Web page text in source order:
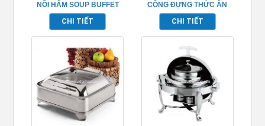
NỒI HÂM SOUP BUFFET
HÌNH TRÒN NẮP KÍNH
TP697007
CHI TIẾT
CÔNG ĐỰNG THỨC ĂN
BUFFET – TP697027
CHI TIẾT